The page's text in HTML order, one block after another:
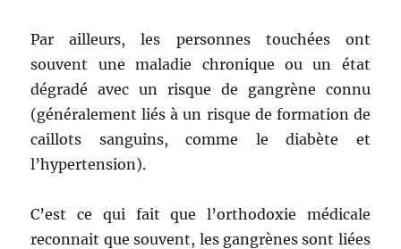
Par ailleurs, les personnes touchées ont
souvent une maladie chronique ou un état
dégradé avec un risque de gangrène connu
(généralement liés à un risque de formation de
caillots sanguins, comme le diabète et
l’hypertension).
C’est ce qui fait que l’orthodoxie médicale
reconnait que souvent, les gangrènes sont liées